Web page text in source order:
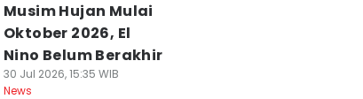
Musim Hujan Mulai
Oktober 2026, El
Nino Belum Berakhir
30 Jul 2026, 15:35 WIB
News